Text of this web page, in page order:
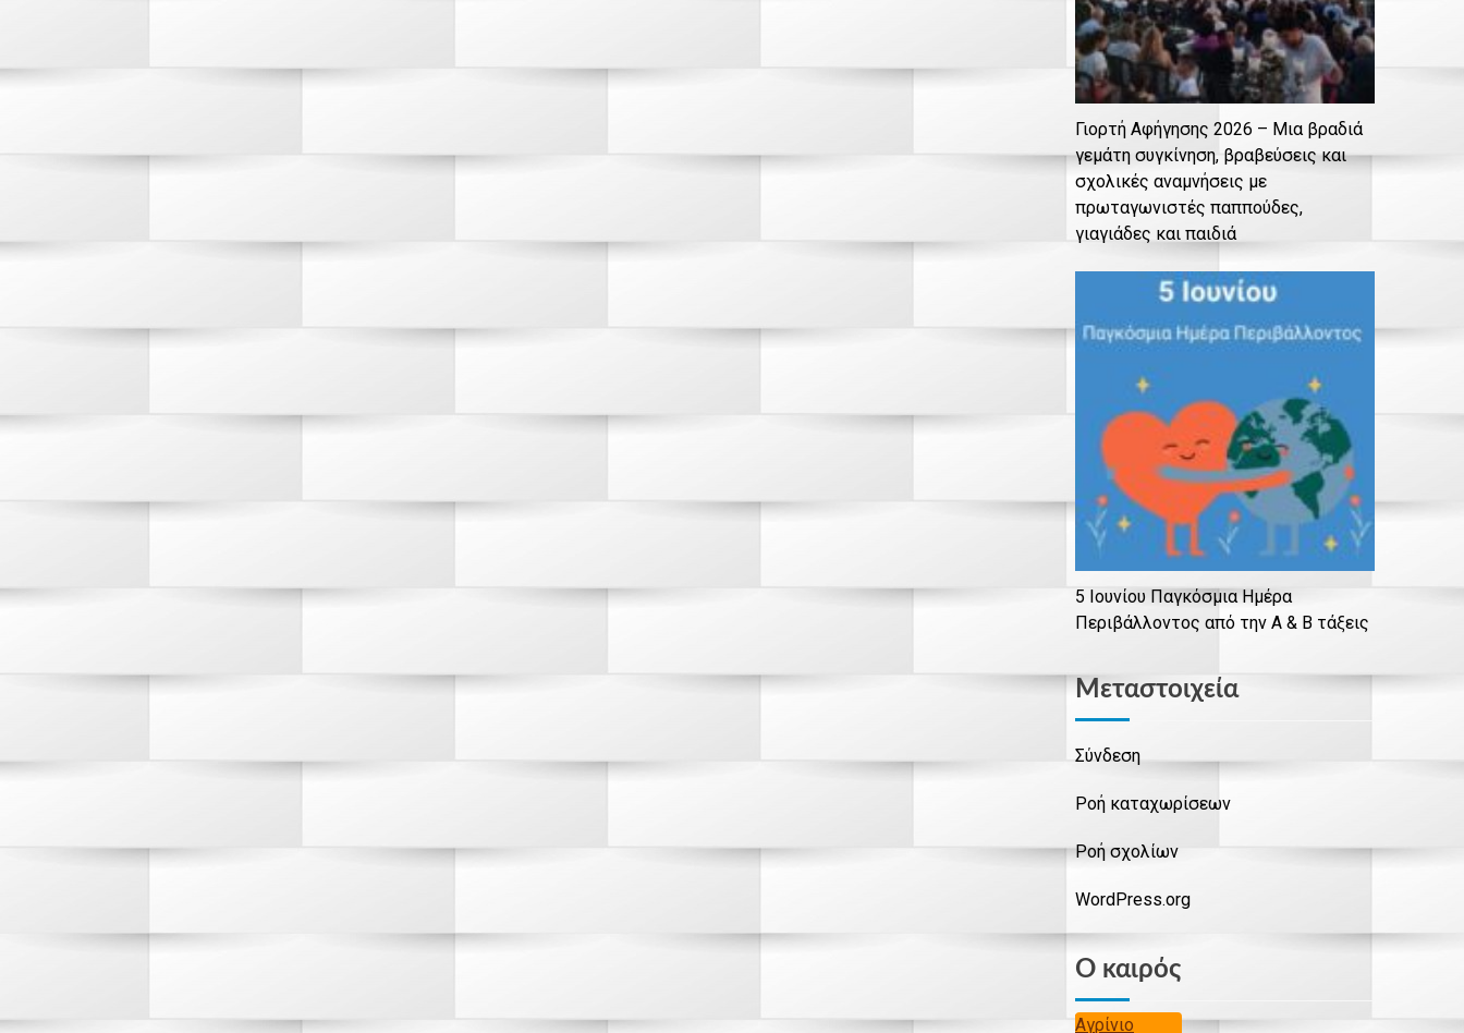
Γιορτή Αφήγησης 2026 – Μια βραδιά
γεμάτη συγκίνηση, βραβεύσεις και
σχολικές αναμνήσεις με
πρωταγωνιστές παππούδες,
γιαγιάδες και παιδιά
5 Ιουνίου Παγκόσμια Ημέρα
Περιβάλλοντος από την Α & Β τάξεις
Μεταστοιχεία
Σύνδεση
Ροή καταχωρίσεων
Ροή σχολίων
WordPress.org
Ο καιρός
Αγρίνιο